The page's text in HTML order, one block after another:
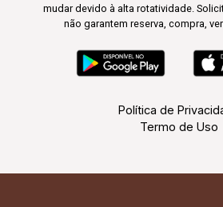
mudar devido à alta rotatividade.
não garantem reserva, compra,
Política de
Termo de Uso